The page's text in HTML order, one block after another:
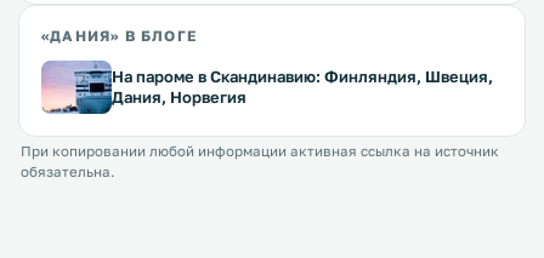
«ДАНИЯ» В БЛОГЕ
На пароме в Скандинавию: Финляндия, Швеция,
Дания, Норвегия
При копировании любой информации активная ссылка на источник
обязательна.